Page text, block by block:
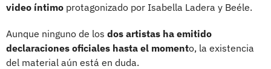
video íntimo protagonizado por Isabella Ladera y Beéle.
Aunque ninguno de los dos artistas ha emitido
declaraciones oficiales hasta el momento, la existencia
del material aún está en duda.